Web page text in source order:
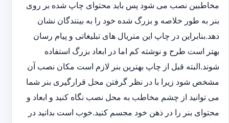
مخاطبین نصب می شود پس باید محتوای چاپ شده بر روی
بنر به طور خلاصه و بزرگ شده خود را به بینندگان نشان
دهد.بنابراین در چاپ این متریال های تبلیغاتی و پیام رسان
بهتر است طرح و نوشته کم اما در ابعاد بزرگ استفاده
شوند.البته قبل از چاپ بهترین بنر لازم است مکان نصب آن
مشخص شود زیرا با در نظر گرفتن محل قرارگیری بنر شما
می توانید از چشم مخاطب به محل نصب نگاه کنید و ابعاد و
محتوای بنر را در ذهن خود مجسم کنید.خوب است بدانید در